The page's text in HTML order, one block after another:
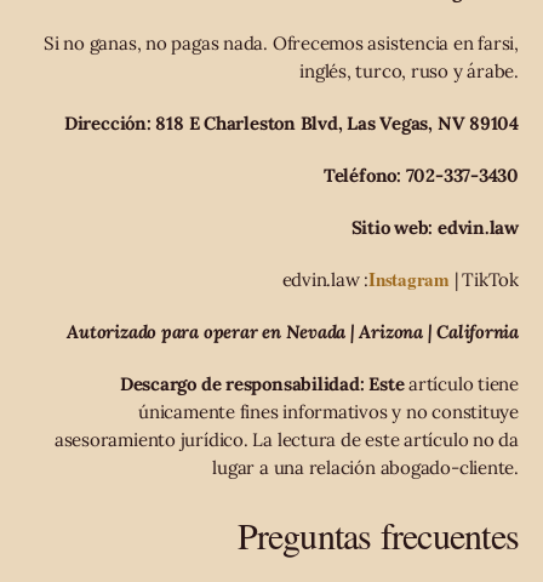
Si no ganas, no pagas nada. Ofrecemos asistencia en farsi,
inglés, turco, ruso y árabe.
Dirección: 818 E Charleston Blvd, Las Vegas, NV 89104
Teléfono: 702-337-3430
Sitio web: edvin.law
edvin.law :Instagram | TikTok
Autorizado para operar en Nevada | Arizona | California
Descargo de responsabilidad: Esteartículo tiene
únicamente fines informativos y no constituye
asesoramiento jurídico. La lectura de este artículo no da
lugar a una relación abogado-cliente.
Preguntas frecuentes